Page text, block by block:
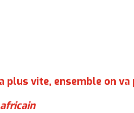
plus vite, ensemble on